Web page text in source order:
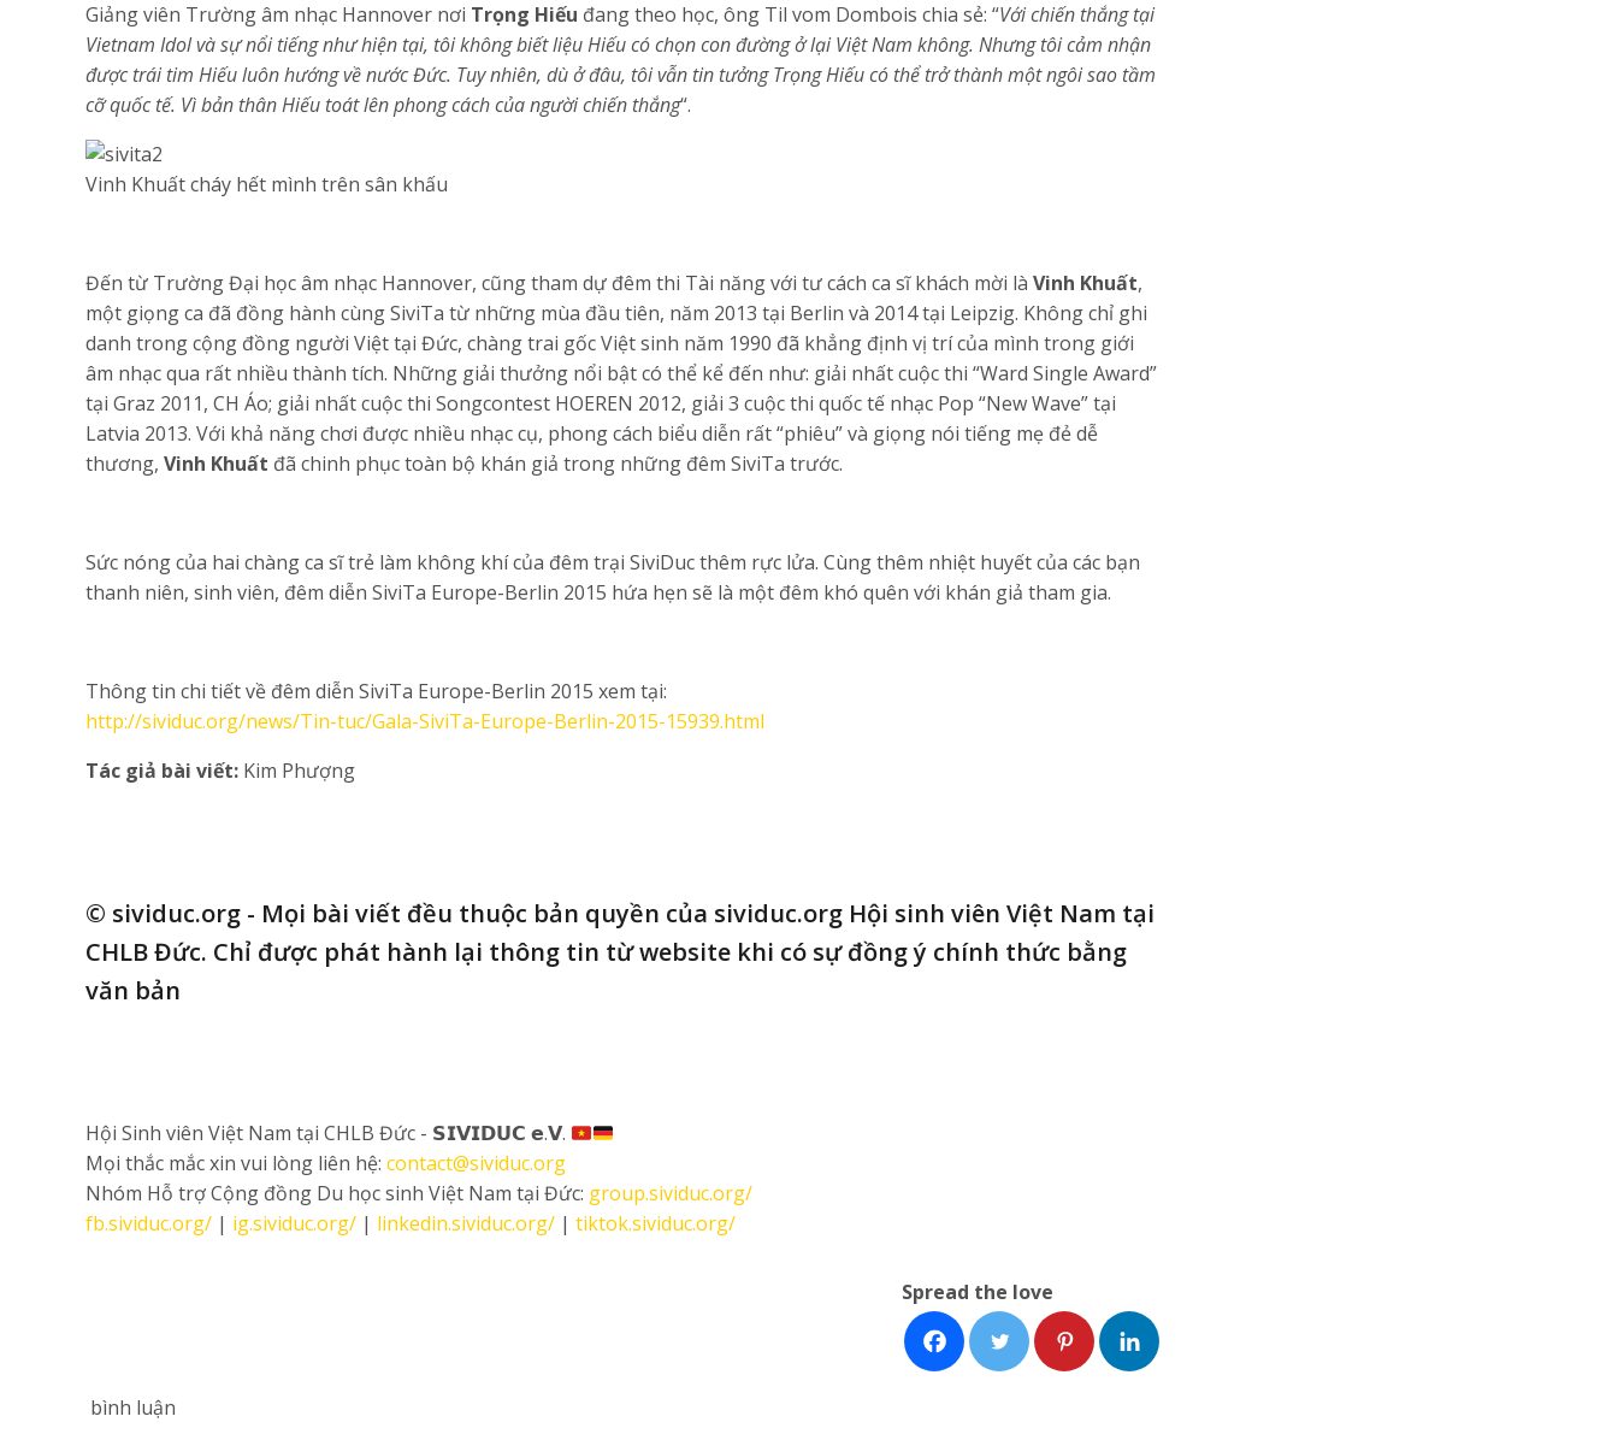
Giảng viên Trường âm nhạc Hannover nơi Trọng Hiếu đang theo học, ông Til vom Dombois chia sẻ: “Với chiến thắng tại
Vietnam Idol và sự nổi tiếng như hiện tại, tôi không biết liệu Hiếu có chọn con đường ở lại Việt Nam không. Nhưng tôi cảm nhận
được trái tim Hiếu luôn hướng về nước Đức. Tuy nhiên, dù ở đâu, tôi vẫn tin tưởng Trọng Hiếu có thể trở thành một ngôi sao tầm
cỡ quốc tế. Vì bản thân Hiếu toát lên phong cách của người chiến thắng“.
Vinh Khuất cháy hết mình trên sân khấu
Đến từ Trường Đại học âm nhạc Hannover, cũng tham dự đêm thi Tài năng với tư cách ca sĩ khách mời là Vinh Khuất,
một giọng ca đã đồng hành cùng SiviTa từ những mùa đầu tiên, năm 2013 tại Berlin và 2014 tại Leipzig. Không chỉ ghi
danh trong cộng đồng người Việt tại Đức, chàng trai gốc Việt sinh năm 1990 đã khẳng định vị trí của mình trong giới
âm nhạc qua rất nhiều thành tích. Những giải thưởng nổi bật có thể kể đến như: giải nhất cuộc thi “Ward Single Award”
tại Graz 2011, CH Áo; giải nhất cuộc thi Songcontest HOEREN 2012, giải 3 cuộc thi quốc tế nhạc Pop “New Wave” tại
Latvia 2013. Với khả năng chơi được nhiều nhạc cụ, phong cách biểu diễn rất “phiêu” và giọng nói tiếng mẹ đẻ dễ
thương, Vinh Khuất đã chinh phục toàn bộ khán giả trong những đêm SiviTa trước.
Sức nóng của hai chàng ca sĩ trẻ làm không khí của đêm trại SiviDuc thêm rực lửa. Cùng thêm nhiệt huyết của các bạn
thanh niên, sinh viên, đêm diễn SiviTa Europe-Berlin 2015 hứa hẹn sẽ là một đêm khó quên với khán giả tham gia.
Thông tin chi tiết về đêm diễn SiviTa Europe-Berlin 2015 xem tại:
http://sividuc.org/news/Tin-tuc/Gala-SiviTa-Europe-Berlin-2015-15939.html
Tác giả bài viết: Kim Phượng
© sividuc.org - Mọi bài viết đều thuộc bản quyền của sividuc.org Hội sinh viên Việt Nam tại
CHLB Đức. Chỉ được phát hành lại thông tin từ website khi có sự đồng ý chính thức bằng
văn bản
Hội Sinh viên Việt Nam tại CHLB Đức - 𝗦𝗜𝗩𝗜𝗗𝗨𝗖 𝗲.𝗩.
Mọi thắc mắc xin vui lòng liên hệ: contact@sividuc.org
Nhóm Hỗ trợ Cộng đồng Du học sinh Việt Nam tại Đức: group.sividuc.org/
fb.sividuc.org/ | ig.sividuc.org/ | linkedin.sividuc.org/ | tiktok.sividuc.org/
Spread the love
bình luận